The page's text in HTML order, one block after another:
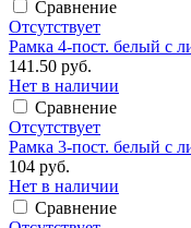
Сравнение
Отсутствует
Рамка 4-пост. белый с
141.50 руб.
Нет в наличии
Сравнение
Отсутствует
Рамка 3-пост. белый с
104 руб.
Нет в наличии
Сравнение